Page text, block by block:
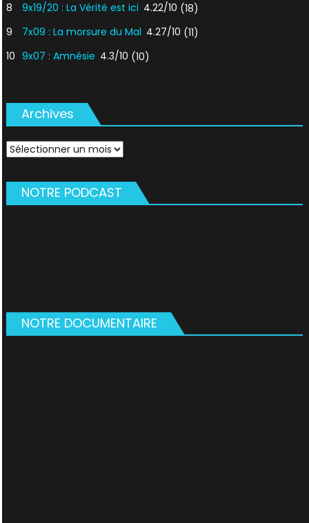
8
9x19/20 : La Vérité est ici 4.22/10 (18)
9
7x09 : La morsure du Mal 4.27/10 (11)
10 9x07 : Amnésie 4.3/10 (10)
Archives
Archives
NOTRE PODCAST
NOTRE DOCUMENTAIRE